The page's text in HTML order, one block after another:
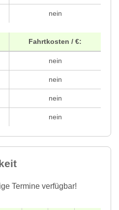
nein
Fahrtkosten / €:
nein
nein
nein
nein
Termine verfügbar!